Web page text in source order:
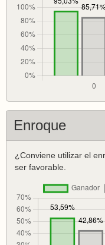
Enroque
¿Conviene utilizar el
ser favorable.